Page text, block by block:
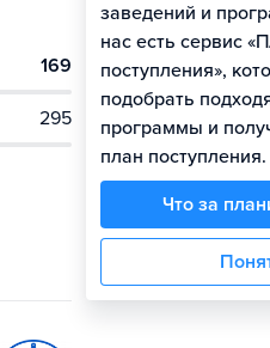
169
295
заведений и
нас есть сервис
поступления»,
подобрать
программы и
план поступления.
Что за